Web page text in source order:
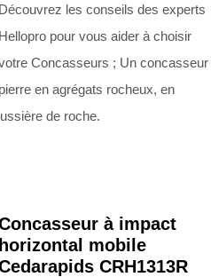
Découvrez les conseils des experts
Hellopro pour vous aider à choisir
Concasseurs ; Un concasseur
en agrégats rocheux, en
de roche.
à impact
horizontal mobile
CRH1313R